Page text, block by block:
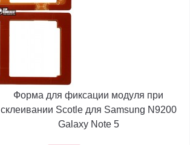
Форма для фиксации модуля при
склеивании Scotle для Samsung N9200
Galaxy Note 5